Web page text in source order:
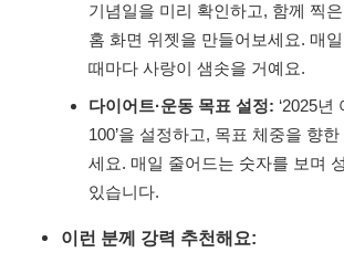
기념일을 미리 확인하고, 함께 찍
홈 화면 위젯을 만들어보세요. 매
때마다 사랑이 샘솟을 거예요.
다이어트·운동 목표 설정: ‘2025년
100’을 설정하고, 목표 체중을 향
세요. 매일 줄어드는 숫자를 보며
있습니다.
이런 분께 강력 추천해요: